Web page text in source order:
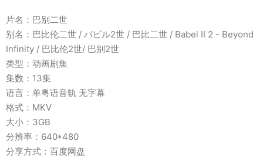
片名：巴别二世
别名：巴比伦二世 / バビル2世 / 巴比二世 / Babel II 2 - Beyond
Infinity / 巴比伦2世/ 巴别2世
类型：动画剧集
集数：13集
语言：单粤语音轨 无字幕
格式：MKV
大小：3GB
分辨率：640*480
分享方式：百度网盘